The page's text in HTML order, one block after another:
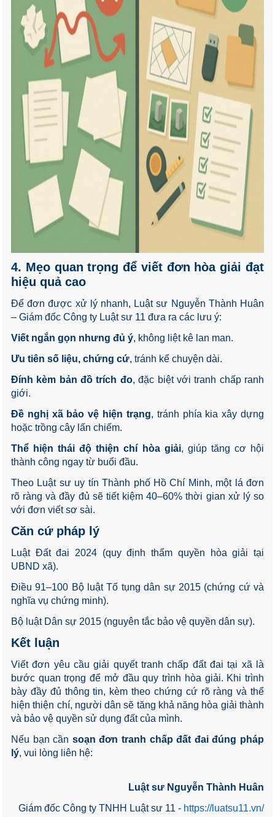
4. Mẹo quan trọng để viết đơn hòa giải đạt
hiệu quả cao
Để đơn được xử lý nhanh, Luật sư Nguyễn Thành Huân
– Giám đốc Công ty Luật sư 11 đưa ra các lưu ý:
Viết ngắn gọn nhưng đủ ý, không liệt kê lan man.
Ưu tiên số liệu, chứng cứ, tránh kể chuyện dài.
Đính kèm bản đồ trích đo, đặc biệt với tranh chấp ranh
giới.
Đề nghị xã bảo vệ hiện trạng, tránh phía kia xây dựng
hoặc trồng cây lấn chiếm.
Thể hiện thái độ thiện chí hòa giải, giúp tăng cơ hội
thành công ngay từ buổi đầu.
Theo Luật sư uy tín Thành phố Hồ Chí Minh, một lá đơn
rõ ràng và đầy đủ sẽ tiết kiệm 40–60% thời gian xử lý so
với đơn viết sơ sài.
Căn cứ pháp lý
Luật Đất đai 2024 (quy định thẩm quyền hòa giải tại
UBND xã).
Điều 91–100 Bộ luật Tố tụng dân sự 2015 (chứng cứ và
nghĩa vụ chứng minh).
Bộ luật Dân sự 2015 (nguyên tắc bảo vệ quyền dân sự).
Kết luận
Viết đơn yêu cầu giải quyết tranh chấp đất đai tại xã là
bước quan trọng để mở đầu quy trình hòa giải. Khi trình
bày đầy đủ thông tin, kèm theo chứng cứ rõ ràng và thể
hiện thiện chí, người dân sẽ tăng khả năng hòa giải thành
và bảo vệ quyền sử dụng đất của mình.
Nếu bạn cần soạn đơn tranh chấp đất đai đúng pháp
lý, vui lòng liên hệ:
Luật sư Nguyễn Thành Huân
Giám đốc Công ty TNHH Luật sư 11 - https://luatsu11.vn/